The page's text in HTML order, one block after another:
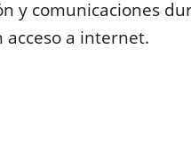
y comunicaciones
acceso a internet.